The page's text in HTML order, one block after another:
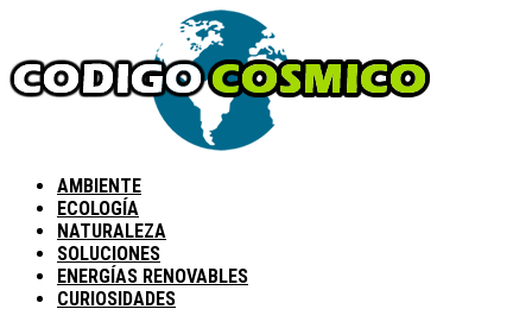
AMBIENTE
ECOLOGÍA
NATURALEZA
SOLUCIONES
ENERGÍAS RENOVABLES
CURIOSIDADES